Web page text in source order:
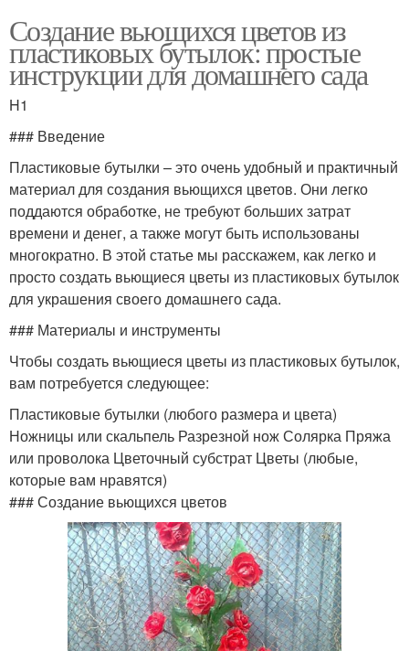
Создание вьющихся цветов из
пластиковых бутылок: простые
инструкции для домашнего сада
H1
### Введение
Пластиковые бутылки – это очень удобный и практичный
материал для создания вьющихся цветов. Они легко
поддаются обработке, не требуют больших затрат
времени и денег, а также могут быть использованы
многократно. В этой статье мы расскажем, как легко и
просто создать вьющиеся цветы из пластиковых бутылок
для украшения своего домашнего сада.
### Материалы и инструменты
Чтобы создать вьющиеся цветы из пластиковых бутылок,
вам потребуется следующее:
Пластиковые бутылки (любого размера и цвета)
Ножницы или скальпель Разрезной нож Солярка Пряжа
или проволока Цветочный субстрат Цветы (любые,
которые вам нравятся)
### Создание вьющихся цветов